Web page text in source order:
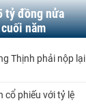
tỷ đồng nửa
năm
Thịnh phải nộp lại
cổ phiếu với tỷ lệ